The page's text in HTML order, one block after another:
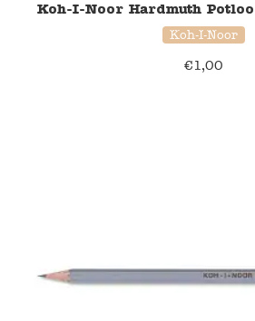
Koh-I-Noor Hardmuth
Koh-I-Noor
€1,00